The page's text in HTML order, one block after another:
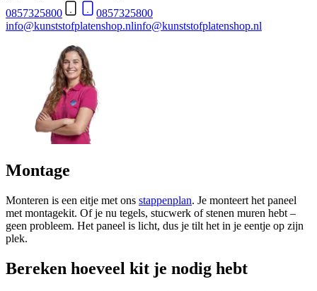
0857325800
0857325800
info@kunststofplatenshop.nlinfo@kunststofplatenshop.nl
Montage
Monteren is een eitje met ons stappenplan. Je monteert het paneel
met montagekit. Of je nu tegels, stucwerk of stenen muren hebt –
geen probleem. Het paneel is licht, dus je tilt het in je eentje op zijn
plek.
Bereken hoeveel kit je nodig hebt